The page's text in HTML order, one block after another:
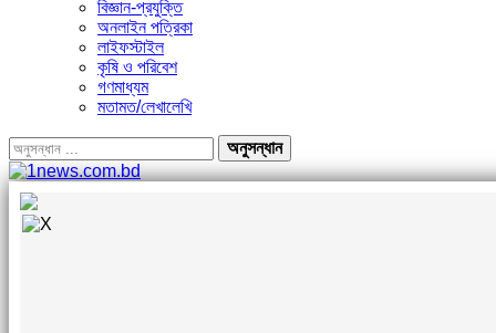
বিজ্ঞান-প্রযুক্তি
অনলাইন পত্রিকা
লাইফস্টাইল
কৃষি ও পরিবেশ
গণমাধ্যম
মতামত/লেখালেখি